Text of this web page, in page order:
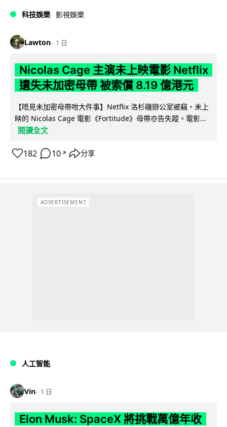
科技娛樂 影視娛樂
Lawton 1 日
Nicolas Cage 主演未上映電影 Netflix
遺失未加密母帶 被索償 8.19 億港元
【唔見未加密母帶咁大件事】Netflix 洛杉磯辦公室被竊，未上
映的 Nicolas Cage 電影《Fortitude》母帶亦告失蹤。電影...
閱讀全文
182 10 ↗ 分享
ADVERTISEMENT
人工智能
Vin 1 日
Elon Musk: SpaceX 將挑戰萬億年收